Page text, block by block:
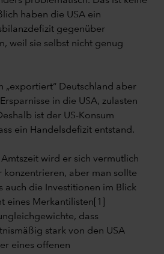
haben die USA ein
gegenüber
weil sie selbst nicht genug
„exportiert“ Deutschland aber
in die USA, zulasten
ist der US-Konsum
ein Handelsdefizit entstand.
wird er sich vermutlich
konzentrieren, aber man sollte
auch die Investitionen im Blick
eines Merkantilisten[1]
dass
stark von den USA
eines offenen